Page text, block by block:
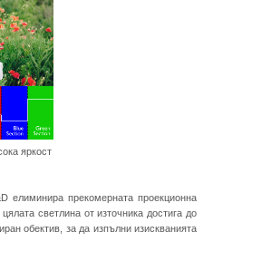
яркост
елиминира прекомерната проекционна
светлина от източника достига до
обектив, за да изпълни изискванията